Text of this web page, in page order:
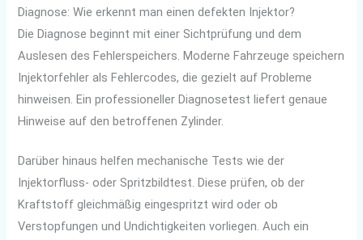
Diagnose: Wie erkennt man einen defekten Injektor?
Die Diagnose beginnt mit einer Sichtprüfung und dem
Auslesen des Fehlerspeichers. Moderne Fahrzeuge speichern
Injektorfehler als Fehlercodes, die gezielt auf Probleme
hinweisen. Ein professioneller Diagnosetest liefert genaue
Hinweise auf den betroffenen Zylinder.
Darüber hinaus helfen mechanische Tests wie der
Injektorfluss- oder Spritzbildtest. Diese prüfen, ob der
Kraftstoff gleichmäßig eingespritzt wird oder ob
Verstopfungen und Undichtigkeiten vorliegen. Auch ein